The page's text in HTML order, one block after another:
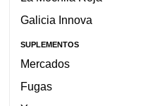
Galicia Innova
SUPLEMENTOS
Mercados
Fugas